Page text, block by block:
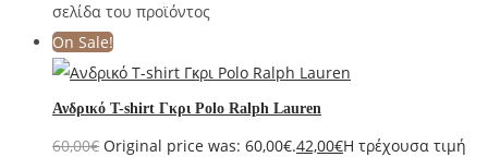
σελίδα του προϊόντος
On Sale!
Ανδρικό T-shirt Γκρι Polo Ralph Lauren
60,00€ Original price was: 60,00€.42,00€Η τρέχουσα τιμή